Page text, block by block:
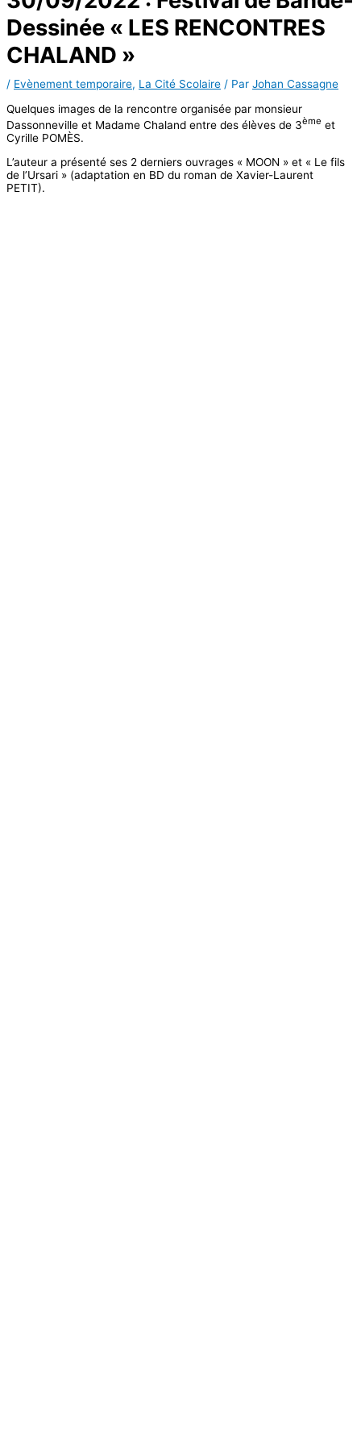
Dessinée « LES RENCONTRES
CHALAND »
/ Evènement temporaire, La Cité Scolaire / Par Johan Cassagne
Quelques images de la rencontre organisée par monsieur
Dassonneville et Madame Chaland entre des élèves de 3ème et
Cyrille POMÈS.
L’auteur a présenté ses 2 derniers ouvrages « MOON » et « Le fils
de l’Ursari » (adaptation en BD du roman de Xavier-Laurent
PETIT).